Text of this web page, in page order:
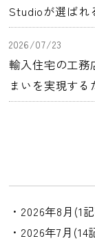
Studioが選ばれ
2026/07/23
輸入住宅の工務
まいを実現する
・2026年8月(1
・2026年7月(14